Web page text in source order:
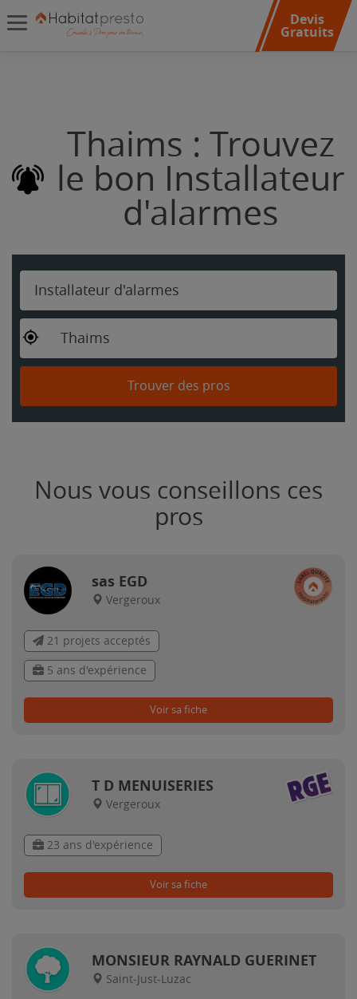
Devis
Gratuits
Thaims : Trouvez
le bon Installateur
d'alarmes
Installateur d'alarmes
Thaims
Trouver des pros
Nous vous conseillons ces
pros
sas EGD
Vergeroux
21 projets acceptés
5 ans d'expérience
Voir sa fiche
T D MENUISERIES
Vergeroux
23 ans d'expérience
Voir sa fiche
MONSIEUR RAYNALD GUERINET
Saint-Just-Luzac